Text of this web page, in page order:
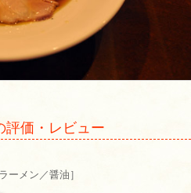
評価・レビュー
ラーメン／醤油］